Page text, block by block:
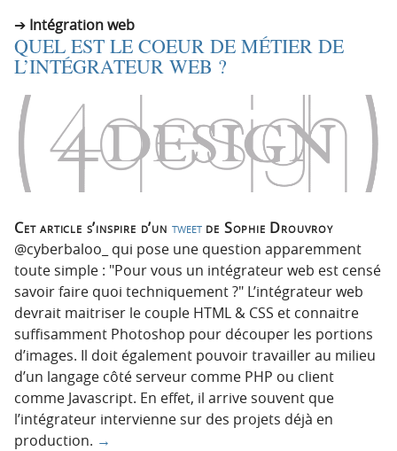
Intégration web
QUEL EST LE COEUR DE MÉTIER DE
L’INTÉGRATEUR WEB ?
Cet article s’inspire d’un tweetde Sophie Drouvroy
toute simple : Pour vous un intégrateur web est censé
savoir faire quoi techniquement ? L’intégrateur web
devrait maitriser le couple HTML & CSS et connaitre
suffisamment Photoshop pour découper les portions
d’images. Il doit également pouvoir travailler au milieu
d’un langage côté serveur comme PHP ou client
comme Javascript. En effet, il arrive souvent que
l’intégrateur intervienne sur des projets déjà en
production. →